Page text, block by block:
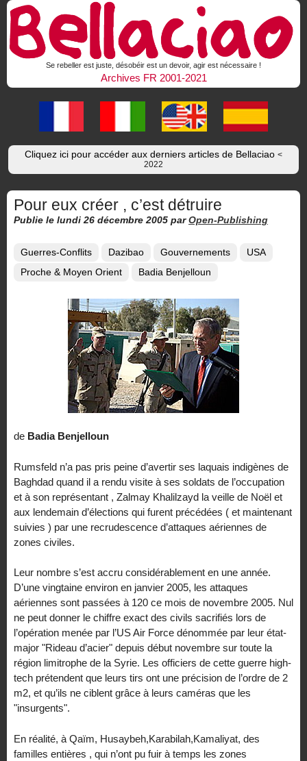
Se rebeller est juste, désobéir est un devoir, agir est nécessaire !
Archives FR 2001-2021
Cliquez ici pour accéder aux derniers articles de Bellaciao <
2022
Pour eux créer , c’est détruire
Publie le lundi 26 décembre 2005 par Open-Publishing
Guerres-Conflits Dazibao Gouvernements
USA
Proche & Moyen Orient
Badia Benjelloun
de Badia Benjelloun
Rumsfeld n’a pas pris peine d’avertir ses laquais indigènes de
Baghdad quand il a rendu visite à ses soldats de l’occupation
et à son représentant , Zalmay Khalilzayd la veille de Noël et
aux lendemain d’élections qui furent précédées ( et maintenant
suivies ) par une recrudescence d’attaques aériennes de
zones civiles.
Leur nombre s’est accru considérablement en une année.
D’une vingtaine environ en janvier 2005, les attaques
aériennes sont passées à 120 ce mois de novembre 2005. Nul
ne peut donner le chiffre exact des civils sacrifiés lors de
l’opération menée par l’US Air Force dénommée par leur état-
major "Rideau d’acier" depuis début novembre sur toute la
région limitrophe de la Syrie. Les officiers de cette guerre high-
tech prétendent que leurs tirs ont une précision de l’ordre de 2
m2, et qu’ils ne ciblent grâce à leurs caméras que les
"insurgents".
En réalité, à Qaïm, Husaybeh,Karabilah,Kamaliyat, des
familles entières , qui n’ont pu fuir à temps les zones